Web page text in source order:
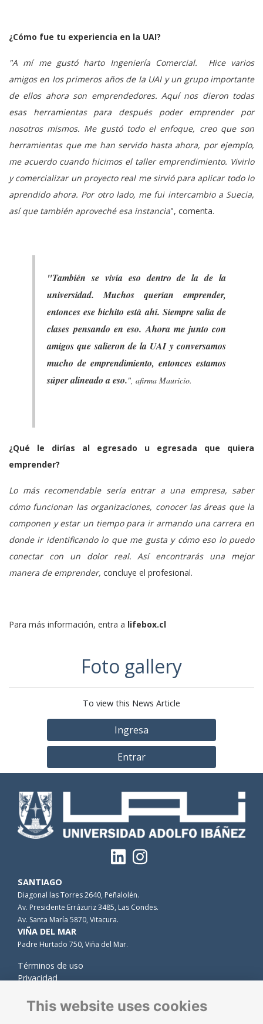
¿Cómo fue tu experiencia en la UAI?
"A mí me gustó harto Ingeniería Comercial. Hice varios
amigos en los primeros años de la UAI y un grupo importante
de ellos ahora son emprendedores. Aquí nos dieron todas
esas herramientas para después poder emprender por
nosotros mismos. Me gustó todo el enfoque, creo que son
herramientas que me han servido hasta ahora, por ejemplo,
me acuerdo cuando hicimos el taller emprendimiento. Vivirlo
y comercializar un proyecto real me sirvió para aplicar todo lo
aprendido ahora. Por otro lado, me fui intercambio a Suecia,
así que también aproveché esa instancia", comenta.
"También se vivía eso dentro de la de la
universidad. Muchos querían emprender,
entonces ese bichito está ahí. Siempre salía de
clases pensando en eso. Ahora me junto con
amigos que salieron de la UAI y conversamos
mucho de emprendimiento, entonces estamos
súper alineado a eso.", afirma Mauricio.
¿Qué le dirías al egresado u egresada que quiera
emprender?
Lo más recomendable sería entrar a una empresa, saber
cómo funcionan las organizaciones, conocer las áreas que la
componen y estar un tiempo para ir armando una carrera en
donde ir identificando lo que me gusta y cómo eso lo puedo
conectar con un dolor real. Así encontrarás una mejor
manera de emprender, concluye el profesional.
Para más información, entra a lifebox.cl
Foto gallery
To view this News Article
Ingresa
Entrar
SANTIAGO
Diagonal las Torres 2640, Peñalolén.
Av. Presidente Errázuriz 3485, Las Condes.
Av. Santa María 5870, Vitacura.
VIÑA DEL MAR
Padre Hurtado 750, Viña del Mar.
Términos de uso
Privacidad
Contacto
This website uses cookies